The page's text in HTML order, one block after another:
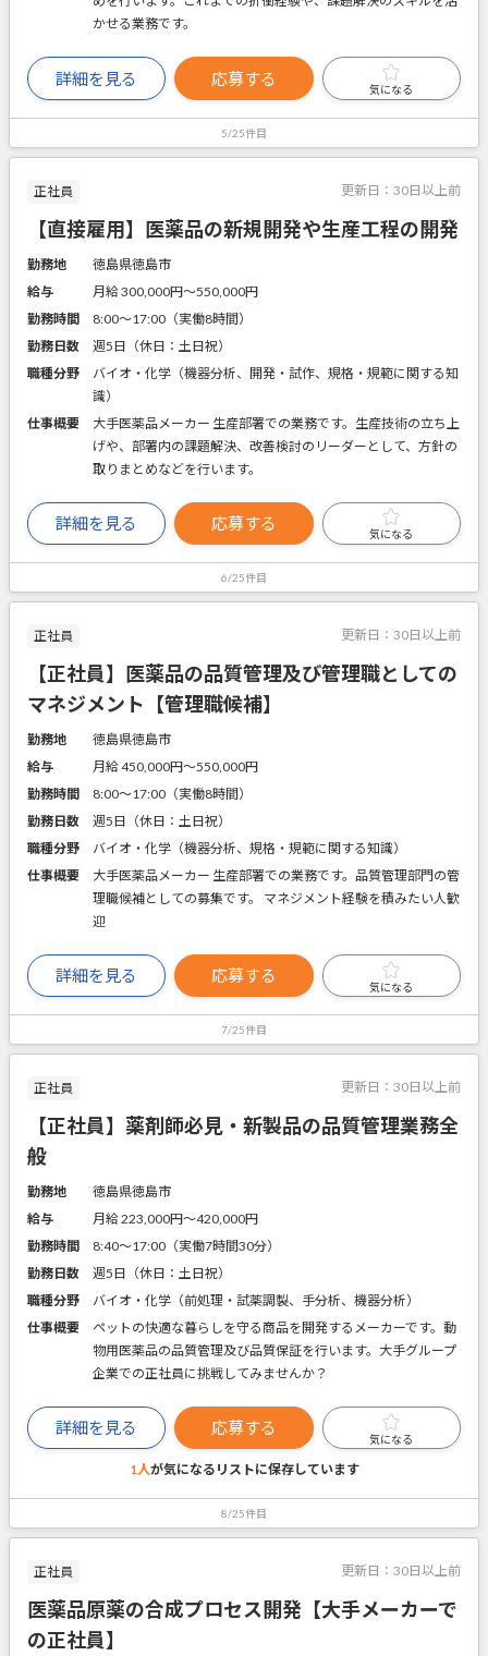
かせる業務です。
詳細を見る 応募する
気になる
5/25件目
正社員 更新日： 30日以上前
【直接雇用】医薬品の新規開発や生産工程の開発
勤務地
徳島県徳島市
給与
月給 300,000円〜550,000円
勤務時間
8:00～17:00（実働8時間）
勤務日数
週5日（休日：土日祝）
職種分野
バイオ・化学（機器分析、開発・試作、規格・規範に関する知
識）
仕事概要
大手医薬品メーカー 生産部署での業務です。生産技術の立ち上
げや、部署内の課題解決、改善検討のリーダーとして、方針の
取りまとめなどを行います。
詳細を見る 応募する
気になる
6/25件目
正社員 更新日： 30日以上前
【正社員】医薬品の品質管理及び管理職としての
マネジメント【管理職候補】
勤務地
徳島県徳島市
給与
月給 450,000円〜550,000円
勤務時間
8:00～17:00（実働8時間）
勤務日数
週5日（休日：土日祝）
職種分野
バイオ・化学（機器分析、規格・規範に関する知識）
仕事概要
大手医薬品メーカー 生産部署での業務です。品質管理部門の管
理職候補としての募集です。 マネジメント経験を積みたい人歓
迎
詳細を見る 応募する
気になる
7/25件目
正社員 更新日： 30日以上前
【正社員】薬剤師必見・新製品の品質管理業務全
般
勤務地
徳島県徳島市
給与
月給 223,000円〜420,000円
勤務時間
8:40～17:00（実働7時間30分）
勤務日数
週5日（休日：土日祝）
職種分野
バイオ・化学（前処理・試薬調製、手分析、機器分析）
仕事概要
ペットの快適な暮らしを守る商品を開発するメーカーです。動
物用医薬品の品質管理及び品質保証を行います。大手グループ
企業での正社員に挑戦してみませんか？
詳細を見る 応募する
気になる
1人が気になるリストに保存しています
8/25件目
正社員 更新日： 30日以上前
医薬品原薬の合成プロセス開発【大手メーカーで
の正社員】